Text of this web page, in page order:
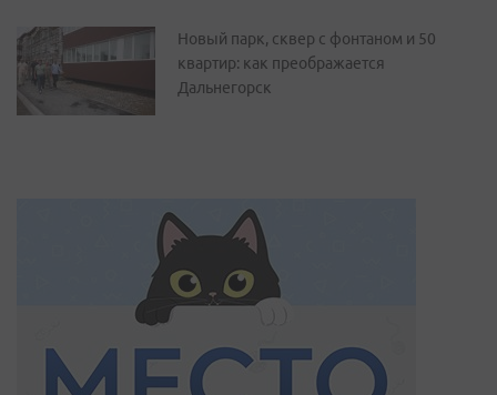
Новый парк, сквер с фонтаном и 50
квартир: как преображается
Дальнегорск